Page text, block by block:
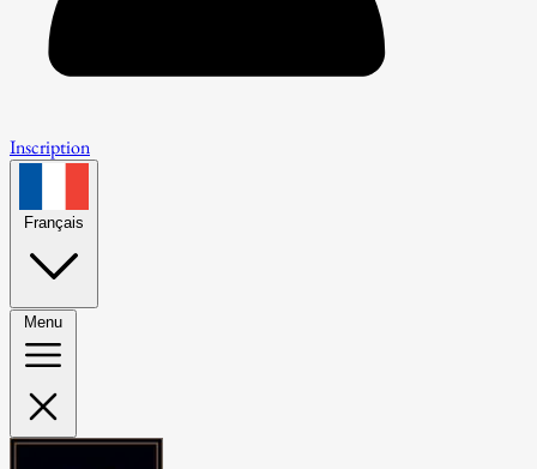
Inscription
Français
Menu